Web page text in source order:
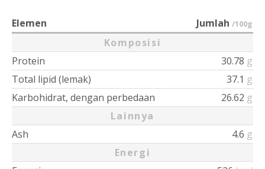
Elemen Jumlah /100g
Komposisi
Protein
30.78 g
Total lipid (lemak)
37.1 g
Karbohidrat, dengan perbedaan
26.62 g
Lainnya
Ash
4.6 g
Energi